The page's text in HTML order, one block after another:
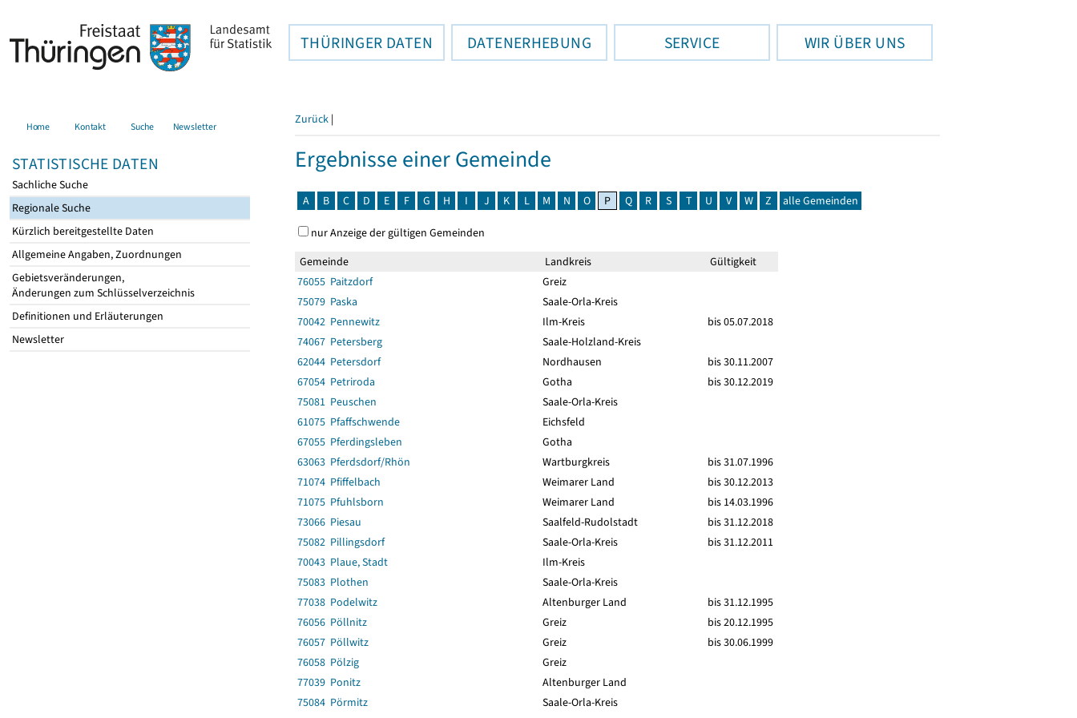
THÜRINGER DATEN DATENERHEBUNG SERVICE WIR ÜBER UNS
Home Kontakt Suche Newsletter
STATISTISCHE DATEN
Sachliche Suche
Regionale Suche
Kürzlich bereitgestellte Daten
Allgemeine Angaben, Zuordnungen
Gebietsveränderungen,
Änderungen zum Schlüsselverzeichnis
Definitionen und Erläuterungen
Newsletter
Zurück |
Ergebnisse einer Gemeinde
A B C D E F G H I J K L M N O P Q R S T U V W Z alle Gemeinden
nur Anzeige der gültigen Gemeinden
Gemeinde
Landkreis
Gültigkeit
76055 Paitzdorf
Greiz
75079 Paska
Saale-Orla-Kreis
70042 Pennewitz
Ilm-Kreis
bis 05.07.2018
74067 Petersberg
Saale-Holzland-Kreis
62044 Petersdorf
Nordhausen
bis 30.11.2007
67054 Petriroda
Gotha
bis 30.12.2019
75081 Peuschen
Saale-Orla-Kreis
61075 Pfaffschwende
Eichsfeld
67055 Pferdingsleben
Gotha
63063 Pferdsdorf/Rhön
Wartburgkreis
bis 31.07.1996
71074 Pfiffelbach
Weimarer Land
bis 30.12.2013
71075 Pfuhlsborn
Weimarer Land
bis 14.03.1996
73066 Piesau
Saalfeld-Rudolstadt
bis 31.12.2018
75082 Pillingsdorf
Saale-Orla-Kreis
bis 31.12.2011
70043 Plaue, Stadt
Ilm-Kreis
75083 Plothen
Saale-Orla-Kreis
77038 Podelwitz
Altenburger Land
bis 31.12.1995
76056 Pöllnitz
Greiz
bis 20.12.1995
76057 Pöllwitz
Greiz
bis 30.06.1999
76058 Pölzig
Greiz
77039 Ponitz
Altenburger Land
75084 Pörmitz
Saale-Orla-Kreis